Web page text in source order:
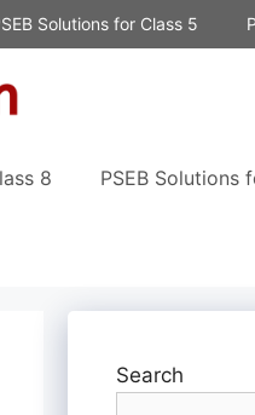
Solutions for Class 5
8 PSEB Solutions
Search